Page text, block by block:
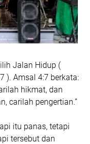
Jalan Hidup (
). Amsal 4:7 berkata:
hikmat, dan
carilah pengertian.”
itu panas, tetapi
tersebut dan